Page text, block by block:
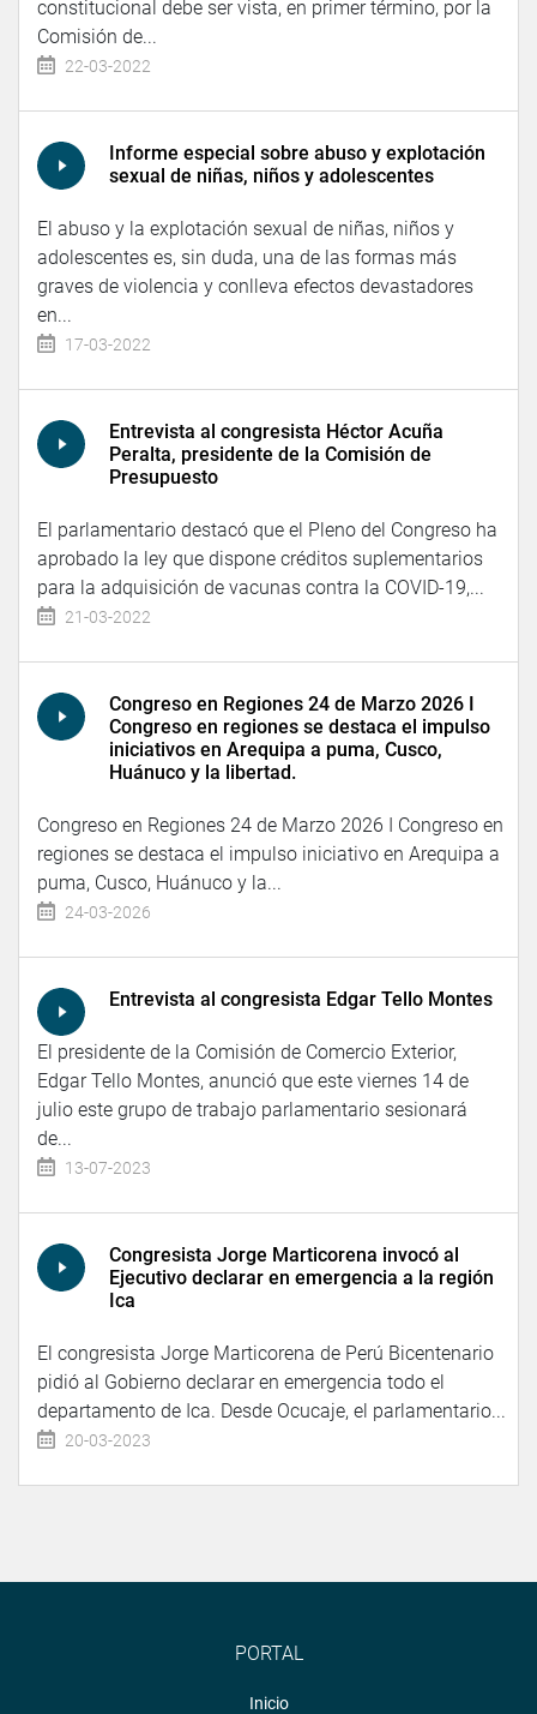
constitucional debe ser vista, en primer término, por la
Comisión de...
22-03-2022
Informe especial sobre abuso y explotación
sexual de niñas, niños y adolescentes
El abuso y la explotación sexual de niñas, niños y
adolescentes es, sin duda, una de las formas más
graves de violencia y conlleva efectos devastadores
en...
17-03-2022
Entrevista al congresista Héctor Acuña
Peralta, presidente de la Comisión de
Presupuesto
El parlamentario destacó que el Pleno del Congreso ha
aprobado la ley que dispone créditos suplementarios
para la adquisición de vacunas contra la COVID-19,...
21-03-2022
Congreso en Regiones 24 de Marzo 2026 I
Congreso en regiones se destaca el impulso
iniciativos en Arequipa a puma, Cusco,
Huánuco y la libertad.
Congreso en Regiones 24 de Marzo 2026 I Congreso en
regiones se destaca el impulso iniciativo en Arequipa a
puma, Cusco, Huánuco y la...
24-03-2026
Entrevista al congresista Edgar Tello Montes
El presidente de la Comisión de Comercio Exterior,
Edgar Tello Montes, anunció que este viernes 14 de
julio este grupo de trabajo parlamentario sesionará
de...
13-07-2023
Congresista Jorge Marticorena invocó al
Ejecutivo declarar en emergencia a la región
Ica
El congresista Jorge Marticorena de Perú Bicentenario
pidió al Gobierno declarar en emergencia todo el
departamento de Ica. Desde Ocucaje, el parlamentario...
20-03-2023
PORTAL
Inicio